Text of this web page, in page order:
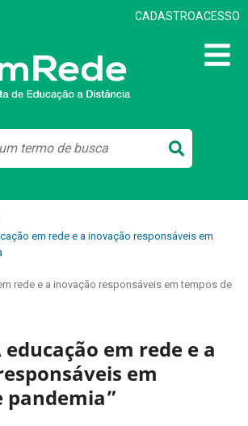
CADASTROACESSO
em rede e a inovação responsáveis em
rede e a inovação responsáveis em tempos de
educação em rede e a
em
pandemia”